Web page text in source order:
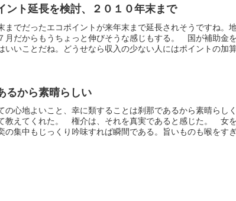
ント延長を検討、２０１０年末まで
までだったエコポイントが来年末まで延長されそうですね。
月だからもうちょっと伸びそうな感じもする。 国が補助金
いいことだね。どうせなら収入の少ない人にはポイントの加
るから素晴らしい
の心地よいこと、幸に類することは刹那であるから素晴らし
教えてくれた。 権介は、それを真実であると感じた。 女
の集中もじっくり吟味すれば瞬間である。旨いものも喉をす